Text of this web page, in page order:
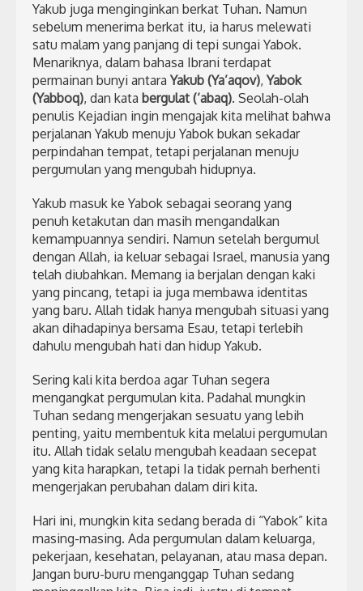
Yakub juga menginginkan berkat Tuhan. Namun
sebelum menerima berkat itu, ia harus melewati
satu malam yang panjang di tepi sungai Yabok.
Menariknya, dalam bahasa Ibrani terdapat
permainan bunyi antaraYakub (Ya’aqov),Yabok
(Yabboq), dan kata bergulat (‘abaq). Seolah-olah
penulis Kejadian ingin mengajak kita melihat bahwa
perjalanan Yakub menuju Yabok bukan sekadar
perpindahan tempat, tetapi perjalanan menuju
pergumulan yang mengubah hidupnya.
Yakub masuk ke Yabok sebagai seorang yang
penuh ketakutan dan masih mengandalkan
kemampuannya sendiri. Namun setelah bergumul
dengan Allah, ia keluar sebagai Israel, manusia yang
telah diubahkan. Memang ia berjalan dengan kaki
yang pincang, tetapi ia juga membawa identitas
yang baru. Allah tidak hanya mengubah situasi yang
akan dihadapinya bersama Esau, tetapi terlebih
dahulu mengubah hati dan hidup Yakub.
Sering kali kita berdoa agar Tuhan segera
mengangkat pergumulan kita. Padahal mungkin
Tuhan sedang mengerjakan sesuatu yang lebih
penting, yaitu membentuk kita melalui pergumulan
itu. Allah tidak selalu mengubah keadaan secepat
yang kita harapkan, tetapi Ia tidak pernah berhenti
mengerjakan perubahan dalam diri kita.
Hari ini, mungkin kita sedang berada di “Yabok” kita
masing-masing. Ada pergumulan dalam keluarga,
pekerjaan, kesehatan, pelayanan, atau masa depan.
Jangan buru-buru menganggap Tuhan sedang